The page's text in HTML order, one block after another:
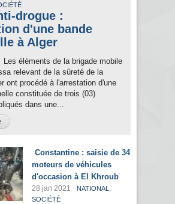
drogue :
d'une bande
à Alger
Les éléments de la brigade mobile
relevant de la sûreté de la
ont procédé à l'arrestation d'une
constituée de trois (03)
dans une...
Constantine : saisie de 34
moteurs de véhicules
d'occasion à El Khroub
28 jan 2021 NATIONAL ,
SOCIÉTÉ